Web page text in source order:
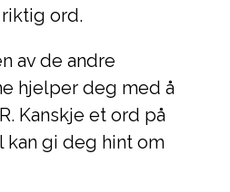
ord.
av de andre
hjelper deg med å
Kanskje et ord på
kan gi deg hint om